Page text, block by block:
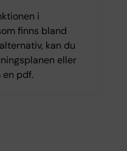
i
finns bland
kan du
eller
en pdf.